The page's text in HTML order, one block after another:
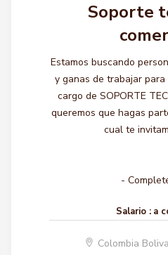
Soporte
Estamos buscando
y ganas de trabajar
cargo de SOPORTE
queremos que hagas
cual te
-
Salario : a
Colombia